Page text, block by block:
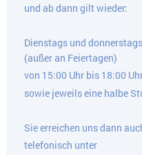
und ab dann gilt wieder:
Dienstags und donnerstags
(außer an Feiertagen)
von 15:00 Uhr bis 18:00
sowie jeweils eine halbe
Sie erreichen uns dann
telefonisch unter